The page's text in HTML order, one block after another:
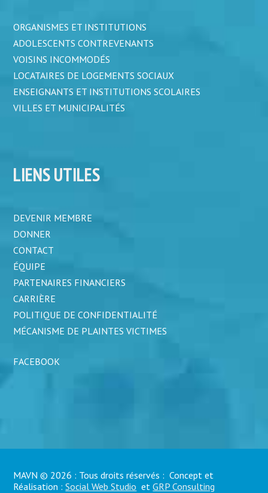
ORGANISMES ET INSTITUTIONS
ADOLESCENTS CONTREVENANTS
VOISINS INCOMMODÉS
LOCATAIRES DE LOGEMENTS SOCIAUX
ENSEIGNANTS ET INSTITUTIONS SCOLAIRES
VILLES ET MUNICIPALITÉS
LIENS UTILES
DEVENIR MEMBRE
DONNER
CONTACT
ÉQUIPE
PARTENAIRES FINANCIERS
CARRIÈRE
POLITIQUE DE CONFIDENTIALITÉ
MÉCANISME DE PLAINTES VICTIMES
FACEBOOK
MAVN © 2026 : Tous droits réservés : Concept et
Réalisation :Social Web Studio etGRP Consulting